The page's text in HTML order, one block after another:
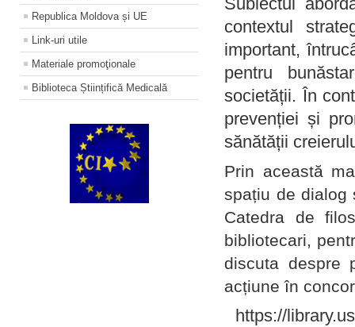
Republica Moldova și UE
Link-uri utile
Materiale promoţionale
Biblioteca Științifică Medicală
contextul
important,
pentru
societății. În
prevenției și
sănătății
Prin această
spațiu de dialog
Catedra de
bibliotecari,
discuta despre
acțiune în
https://